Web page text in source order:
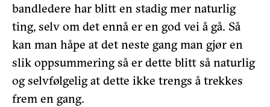
bandledere har blitt en stadig mer naturlig
ting, selv om det ennå er en god vei å gå. Så
kan man håpe at det neste gang man gjør en
slik oppsummering så er dette blitt så naturlig
og selvfølgelig at dette ikke trengs å trekkes
frem en gang.